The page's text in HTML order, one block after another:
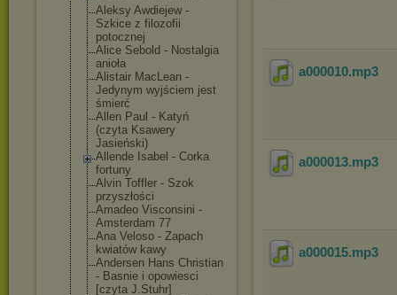
Aleksy Awdiejew -
Szkice z filozofii
potocznej
Alice Sebold - Nostalgia
anioła
Alistair MacLean -
Jedynym wyjściem jest
śmierć
Allen Paul - Katyń
(czyta Ksawery
Jasieński)
Allende Isabel - Corka
fortuny
Alvin Toffler - Szok
przyszłości
Amadeo Visconsini -
Amsterdam 77
Ana Veloso - Zapach
kwiatów kawy
Andersen Hans Christian
- Basnie i opowiesci
[czyta J.Stuhr]
a000010.mp3
a000013.mp3
a000015.mp3